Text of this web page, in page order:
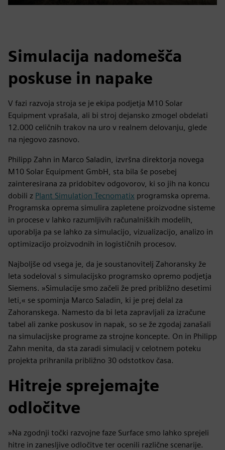
Play Mute Settings
PIP
Enter
Simulacija nadomešča
poskuse in napake
V fazi razvoja stroja se je ekipa podjetja M10 Solar
Equipment vprašala, ali bi stroj dejansko zmogel obdelati
12.000 celičnih trakov na uro v realnem delovanju, glede
na njegovo zasnovo.
Philipp Zahn in Marco Saladin, izvršna direktorja novega
M10 Solar Equipment GmbH, sta bila še posebej
zainteresirana za pridobitev odgovorov, ki so jih na koncu
dobili z Plant Simulation Tecnomatix programska oprema.
Programska oprema simulira zapletene proizvodne sisteme
in procese v lahko razumljivih računalniških modelih,
uporablja pa se lahko za simulacijo, vizualizacijo, analizo in
optimizacijo proizvodnih in logističnih procesov.
Najboljše od vsega je, da je soustanovitelj Zahoransky že
leta sodeloval s simulacijsko programsko opremo podjetja
Siemens. »Simulacije smo začeli že pred približno desetimi
leti,« se spominja Marco Saladin, ki je prej delal za
Zahoranskega. Namesto da bi leta zapravljali za izračune
tabel ali zanke poskusov in napak, so se že zgodaj zanašali
na simulacijske programe za strojne koncepte. On in Philipp
Zahn menita, da sta zaradi simulacij v celotnem poteku
projekta prihranila približno 30 odstotkov časa.
Hitreje sprejemajte
odločitve
»Na zgodnji točki razvojne faze Surface smo lahko sprejeli
hitre in zanesljive odločitve ter ocenili različne scenarije.